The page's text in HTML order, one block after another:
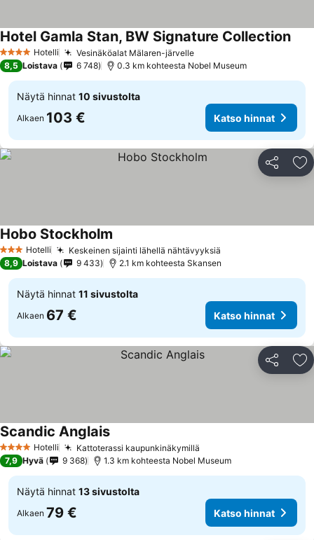
4 Tähtiluokitus
Hotelli Vesinäköalat Mälaren-järvelle
Hotel Gamla Stan, BW Signature Collection
8,5 Loistava 6 748 0.3 km kohteesta Nobel Museum
Näytä hinnat 10 sivustolta
Alkaen 103 € Katso hinnat
Jaa
3 Tähtiluokitus
Hotelli Keskeinen sijainti lähellä nähtävyyksiä
Hobo Stockholm
8,9 Loistava 9 433 2.1 km kohteesta Skansen
Näytä hinnat 11 sivustolta
Alkaen 67 € Katso hinnat
Jaa
4 Tähtiluokitus
Hotelli Kattoterassi kaupunkinäkymillä
Scandic Anglais
7,9 Hyvä 9 368 1.3 km kohteesta Nobel Museum
Näytä hinnat 13 sivustolta
Alkaen 79 € Katso hinnat